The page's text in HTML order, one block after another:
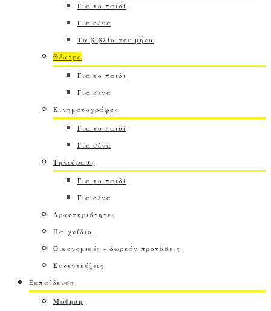
Για το παιδί
Για σένα
Τα βιβλία του μήνα
Θέατρο
Για το παιδί
Για σένα
Κινηματογράφος
Για το παιδί
Για σένα
Τηλεόραση
Για το παιδί
Για σένα
Δραστηριότητες
Παιχνίδια
Οικονομικές - δωρεάν προτάσεις
Συνεντεύξεις
Εκπαίδευση
Μάθηση